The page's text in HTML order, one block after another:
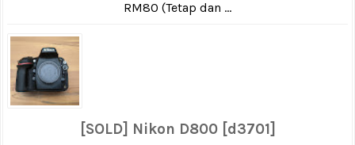
RM80 (Tetap dan ...
[SOLD] Nikon D800 [d3701]